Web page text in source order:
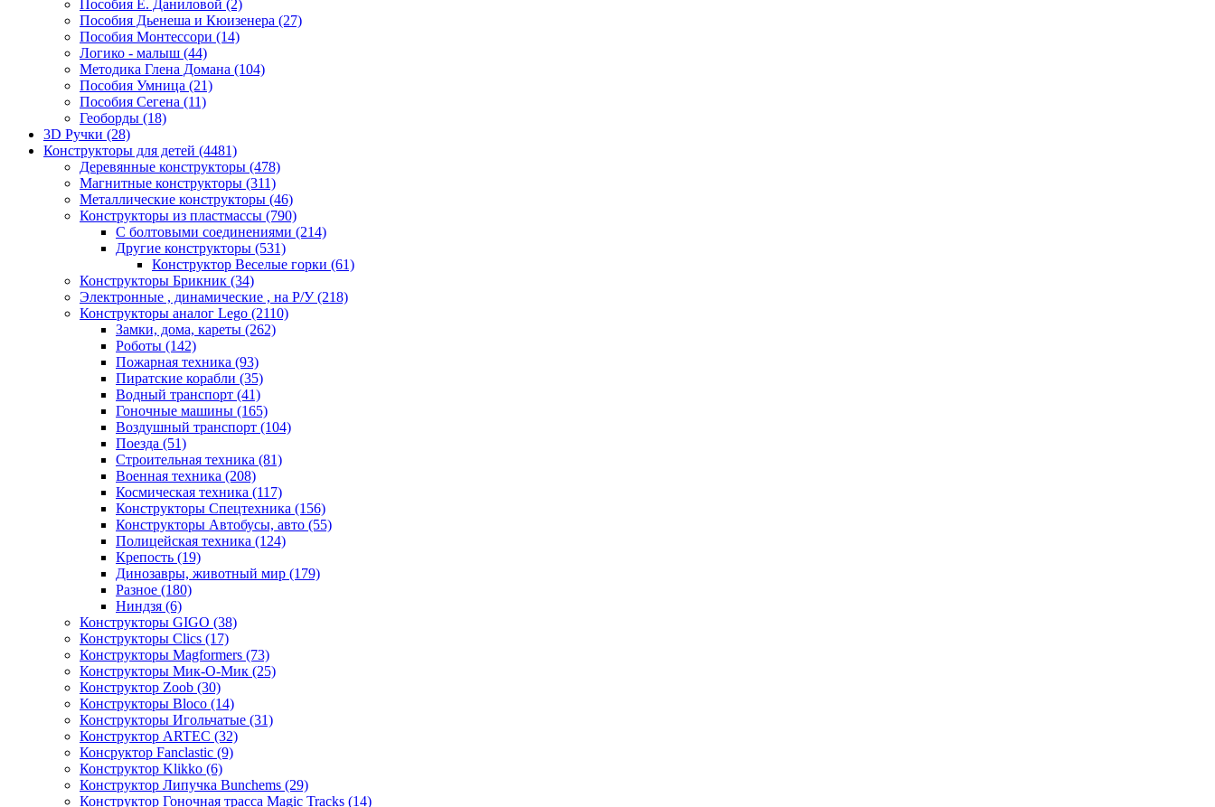
Пособия Е. Даниловой (2)
Пособия Дьенеша и Кюизенера (27)
Пособия Монтессори (14)
Логико - малыш (44)
Методика Глена Домана (104)
Пособия Умница (21)
Пособия Сегена (11)
Геоборды (18)
3D Ручки (28)
Конструкторы для детей (4481)
Деревянные конструкторы (478)
Магнитные конструкторы (311)
Металлические конструкторы (46)
Конструкторы из пластмассы (790)
С болтовыми соединениями (214)
Другие конструкторы (531)
Конструктор Веселые горки (61)
Конструкторы Брикник (34)
Электронные , динамические , на Р/У(218)
Конструкторы аналог Lego (2110)
Замки, дома, кареты (262)
Роботы (142)
Пожарная техника (93)
Пиратские корабли (35)
Водный транспорт (41)
Гоночные машины (165)
Воздушный транспорт (104)
Поезда (51)
Строительная техника (81)
Военная техника (208)
Космическая техника (117)
Конструкторы Спецтехника (156)
Конструкторы Автобусы, авто (55)
Полицейская техника (124)
Крепость (19)
Динозавры, животный мир (179)
Разное (180)
Ниндзя (6)
Конструкторы GIGO (38)
Конструкторы Clics (17)
Конструкторы Magformers (73)
Конструкторы Мик-О-Мик (25)
Конструктор Zoob (30)
Конструкторы Bloco (14)
Конструкторы Игольчатые (31)
Конструктор ARTEC (32)
Консруктор Fanclastic (9)
Конструктор Klikko (6)
Конструктор Липучка Bunchems (29)
Конструктор Гоночная трасса Magic Tracks (14)